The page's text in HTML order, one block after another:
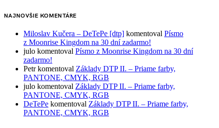
NAJNOVŠIE KOMENTÁRE
Miloslav Kučera – DeTePe [dtp] komentoval Písmo
z Moonrise Kingdom na 30 dní zadarmo!
julo komentoval Písmo z Moonrise Kingdom na 30 dní
zadarmo!
Petrkomentoval Základy DTP II. – Priame farby,
PANTONE, CMYK, RGB
julo komentoval Základy DTP II. – Priame farby,
PANTONE, CMYK, RGB
DeTePe komentoval Základy DTP II. – Priame farby,
PANTONE, CMYK, RGB